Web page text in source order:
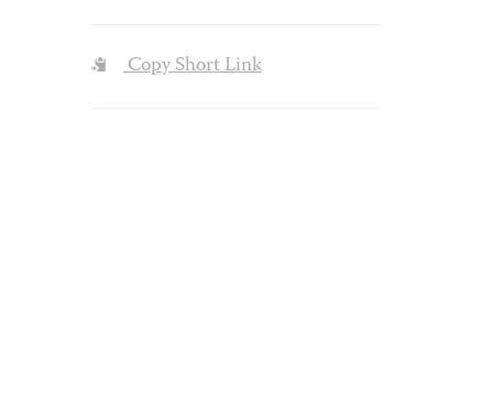
Copy Short Link